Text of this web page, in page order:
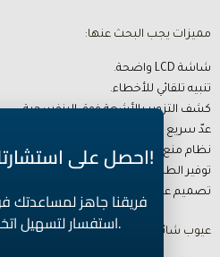
مميزات يجب البحث عنها:
شاشة LCD واضحة.
تنبيه تلقائي للأخطاء.
كشف التزوير بالأشعة فوق البنفسجية.
عدّ سريع ودقيق.
نظام منع التوقف المتكرر.
توفير الطاقة.
تصميم عملي وسهل التنظيف.
عيوب شائعة في الأجهزة الضعيفة:
احصل على استشارتك المجانية الآن!
فريقنا جاهز لمساعدتك
استفسار لتسهيل اتخاذ القرار بسرعة.